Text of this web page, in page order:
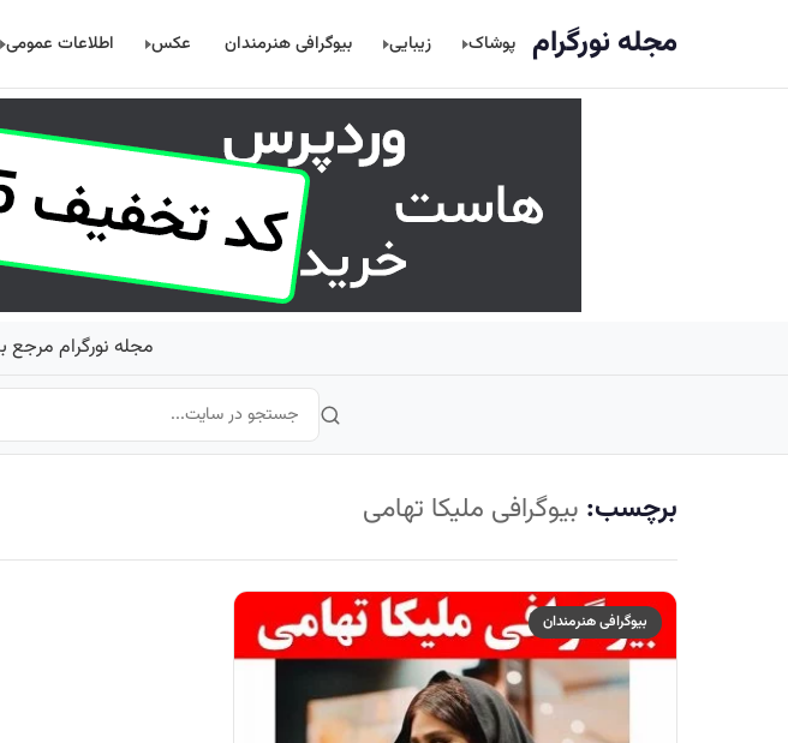
مجله نورگرام پوشاک زیبایی بیوگرافی هنرمندان عکس اطلاعات عمومی
مجله نورگرام مرجع
برچسب: بیوگرافی ملیکا تهامی
بیوگرافی هنرمندان